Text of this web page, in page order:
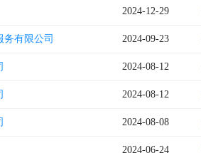
2024-12-29
有限公司 2024-09-23
2024-08-12
2024-08-12
2024-08-08
2024-06-24